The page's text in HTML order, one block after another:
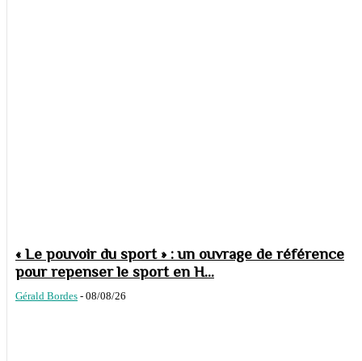
« Le pouvoir du sport » : un ouvrage de référence
pour repenser le sport en H...
Gérald Bordes - 08/08/26